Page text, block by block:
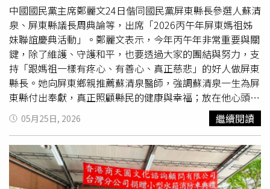
的香港味道》系列中的同名故事。何故表示，為了讓台灣觀
眾更具體感受香港飲茶文化，這次特別在視覺設計上下重
本，不只翻新劇本內容，就連服裝造型也暗藏黑色幽默巧
思。而提到首次與陸子玄合作，張啟樂則坦言壓力不小。他
得知這次也是陸子玄演藝生涯首度正式擔綱舞台劇演出後，
忍不住驚呼：「這合作讓我壓力超大！」不過也期待透過兩
人的火花，帶給觀眾耳目一新的「香港味道」。
中國國民黨主席鄭麗文24日偕同國民黨屏東縣長參選人蘇清
泉、屏東縣議長周典論等，出席「2026丙午年屏東媽祖姊
妹聯誼慶典活動」。鄭麗文表示，今年丙午年非常重要與關
鍵，除了維護、守護和平，也要透過大家的團結與努力，支
持「跟媽祖一樣有疼心、有善心、真正慈悲」的好人做屏東
縣長。她向屏東鄉親推薦蘇清泉醫師，強調蘇清泉一生為屏
東縣付出奉獻，真正照顧縣民的健康與幸福；放在他心頭
的，就是屏東人的生活、健康、幸福與福利。她呼籲大家團
結努力，支持蘇清泉做「咱的縣長」。鄭麗文表示，媽祖是
台灣人最重要的信仰，在媽祖聖誕最熱鬧的日子，全台灣都
以最大的誠心與誠意，學習媽祖婆的慈悲。她指出，幾百年
來，台灣人民信仰媽祖，祈求台灣海峽平安、無災、無難、
平安順遂；大家作為天上聖母最虔誠的信徒，更應該全力維
05月25日, 2026 繼續閱讀